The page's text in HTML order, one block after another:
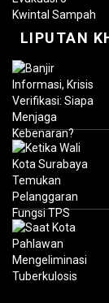
LIPUTAN